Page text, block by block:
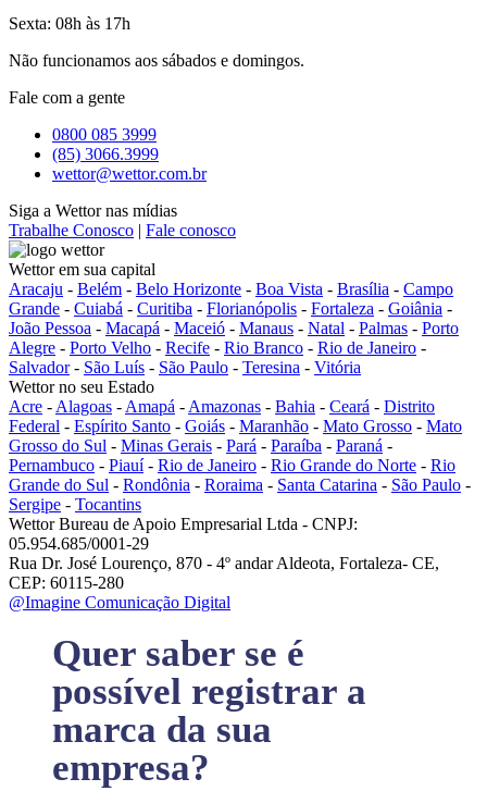
Sexta: 08h às 17h
Não funcionamos aos sábados e domingos.
Fale com a gente
0800 085 3999
(85) 3066.3999
wettor@wettor.com.br
Siga a Wettor nas mídias
Trabalhe Conosco | Fale conosco
Wettor em sua capital
Aracaju - Belém - Belo Horizonte - Boa Vista - Brasília - Campo
Grande - Cuiabá - Curitiba - Florianópolis - Fortaleza - Goiânia -
João Pessoa - Macapá - Maceió - Manaus - Natal - Palmas - Porto
Alegre - Porto Velho - Recife - Rio Branco - Rio de Janeiro -
Salvador- São Luís - São Paulo - Teresina - Vitória
Wettor no seu Estado
Acre - Alagoas - Amapá - Amazonas - Bahia - Ceará - Distrito
Federal - Espírito Santo - Goiás - Maranhão - Mato Grosso - Mato
Grosso do Sul - Minas Gerais - Pará - Paraíba - Paraná -
Pernambuco - Piauí- Rio de Janeiro - Rio Grande do Norte - Rio
Grande do Sul - Rondônia - Roraima - Santa Catarina - São Paulo -
Sergipe - Tocantins
Wettor Bureau de Apoio Empresarial Ltda - CNPJ:
05.954.685/0001-29
Rua Dr. José Lourenço, 870 - 4º andar Aldeota, Fortaleza- CE,
CEP: 60115-280
@Imagine Comunicação Digital
Quer saber se é
possível registrar a
marca da sua
empresa?